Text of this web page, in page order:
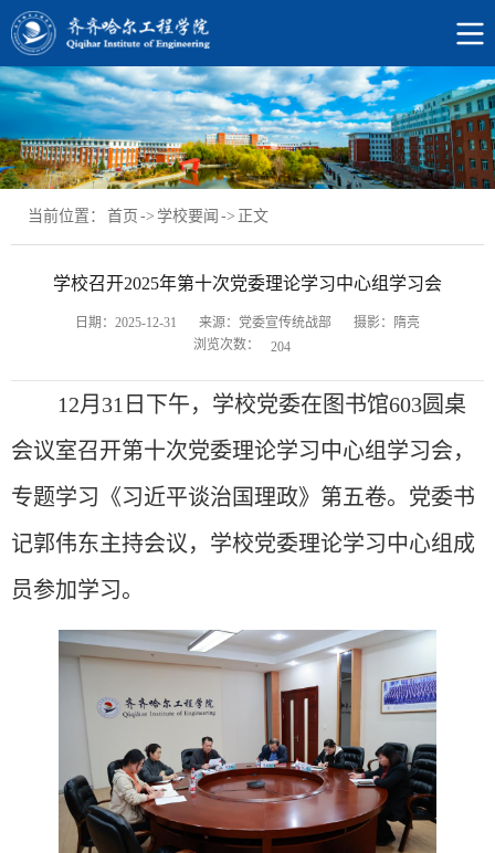
当前位置： 首页 -> 学校要闻 -> 正文
学校召开2025年第十次党委理论学习中心组学习会
日期：2025-12-31 来源：党委宣传统战部
摄影：隋亮
浏览次数：
204
12月31日下午，学校党委在图书馆603圆桌
会议室召开第十次党委理论学习中心组学习会，
专题学习 《习近平谈治国理政》第五卷。党委书
记郭伟东主持会议，学校党委理论学习中心组成
员参加学习。